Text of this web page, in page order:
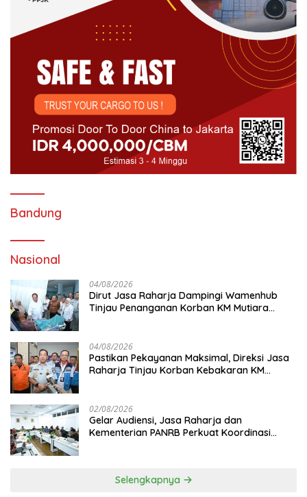
Bandung
Nasional
04/08/2026
Dirut Jasa Raharja Dampingi Wamenhub
Tinjau Penanganan Korban KM Mutiara
04/08/2026
Pastikan Pekayanan Maksimal, Direksi Jasa
Raharja Tinjau Korban Kebakaran KM
02/08/2026
Gelar Audiensi, Jasa Raharja dan
Kementerian PANRB Perkuat Koordinasi
Selengkapnya